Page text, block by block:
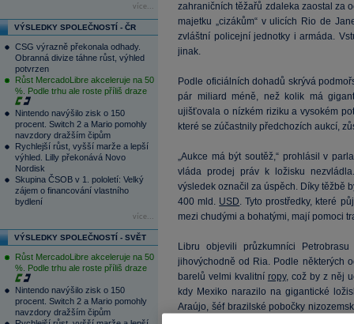
více...
VÝSLEDKY SPOLEČNOSTÍ - ČR
CSG výrazně překonala odhady.
Obranná divize táhne růst, výhled
potvrzen
Růst MercadoLibre akceleruje na 50
%. Podle trhu ale roste příliš draze
Nintendo navýšilo zisk o 150
procent. Switch 2 a Mario pomohly
navzdory dražším čipům
Rychlejší růst, vyšší marže a lepší
výhled. Lilly překonává Novo
Nordisk
Skupina ČSOB v 1. pololetí: Velký
zájem o financování vlastního
bydlení
více...
VÝSLEDKY SPOLEČNOSTÍ - SVĚT
Růst MercadoLibre akceleruje na 50
%. Podle trhu ale roste příliš draze
Nintendo navýšilo zisk o 150
procent. Switch 2 a Mario pomohly
navzdory dražším čipům
zahraničních těžařů zdaleka zaostal za
majetku „cizákům“ v ulicích Rio de
zvláštní policejní jednotky i armáda.
jinak.
Podle oficiálních dohadů skrývá
pár miliard méně, než kolik má
ujišťovala o nízkém riziku a vysokém
které se zúčastnily předchozích aukcí,
„Aukce má být soutěž,“ prohlásil v
vláda prodej práv k ložisku
výsledek označil za úspěch. Díky těžbě
400 mld. USD. Tyto prostředky, které
mezi chudými a bohatými, mají pomoci
Libru objevili průzkumníci
jihovýchodně od Ria. Podle některých
barelů velmi kvalitní ropy, což by z něj
kdy Mexiko narazilo na gigantické
Araújo, šéf brazilské pobočky